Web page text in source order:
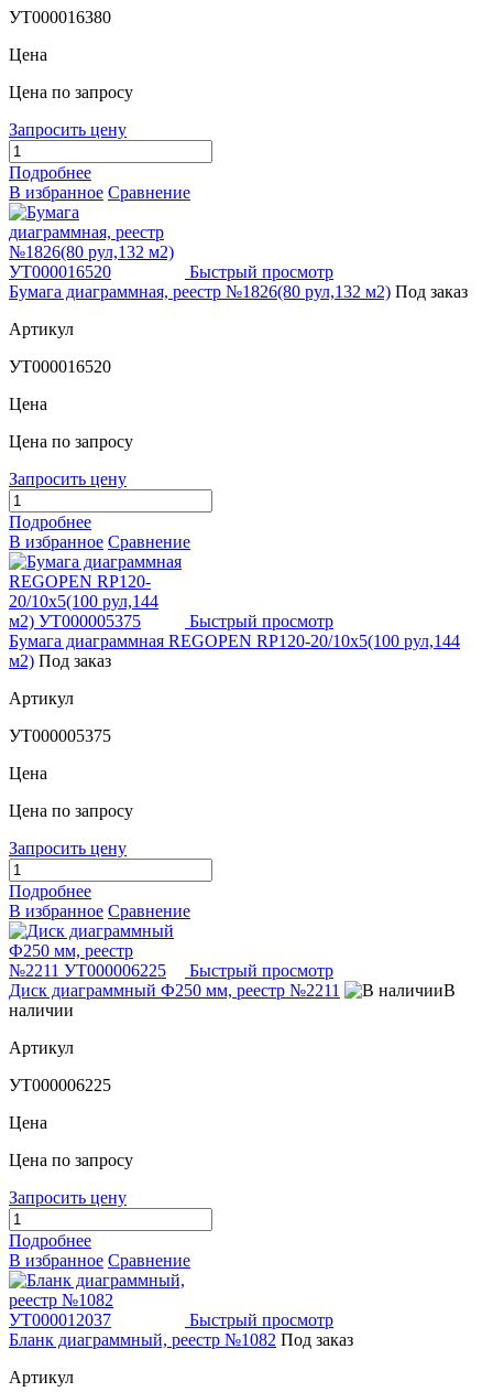
УТ000016380
Цена
Цена по запросу
Запросить цену
Подробнее
В избранное Сравнение
Быстрый просмотр
Бумага диаграммная, реестр №1826(80 рул,132 м2) Под заказ
Артикул
УТ000016520
Цена
Цена по запросу
Запросить цену
Подробнее
В избранное Сравнение
Быстрый просмотр
Бумага диаграммная REGOPEN RP120-20/10х5(100 рул,144
м2) Под заказ
Артикул
УТ000005375
Цена
Цена по запросу
Запросить цену
Подробнее
В избранное Сравнение
Быстрый просмотр
Диск диаграммный Ф250 мм, реестр №2211
В
наличии
Артикул
УТ000006225
Цена
Цена по запросу
Запросить цену
Подробнее
В избранное Сравнение
Быстрый просмотр
Бланк диаграммный, реестр №1082 Под заказ
Артикул